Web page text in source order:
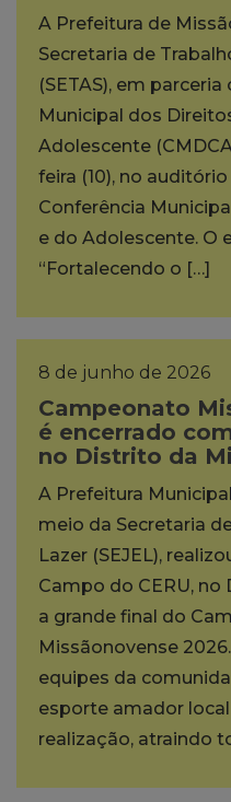
A Prefeitura de
Secretaria de
(SETAS), em
Municipal dos
Adolescente
feira (10), no auditório
Conferência
e do Adolescente. O
“Fortalecendo o […]
8 de junho de 2026
Campeonato
é encerrado
no Distrito da
A Prefeitura
meio da Secretaria
Lazer (SEJEL),
Campo do CERU,
a grande final do
Missãonovense
equipes da
esporte amador
realização, atraindo